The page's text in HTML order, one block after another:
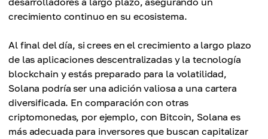
crecimiento continuo en su ecosistema.
Al final del día, si crees en el crecimiento a largo plazo
de las aplicaciones descentralizadas y la tecnología
blockchain y estás preparado para la volatilidad,
Solana podría ser una adición valiosa a una cartera
diversificada. En comparación con otras
criptomonedas, por ejemplo, con Bitcoin, Solana es
más adecuada para inversores que buscan capitalizar